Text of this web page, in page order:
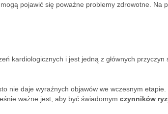
pojawić się poważne problemy zdrowotne. Na
kardiologicznych i jest jedną z głównych przyczyn
nie daje wyraźnych objawów we wczesnym etapie.
ważne jest, aby być świadomym czynników